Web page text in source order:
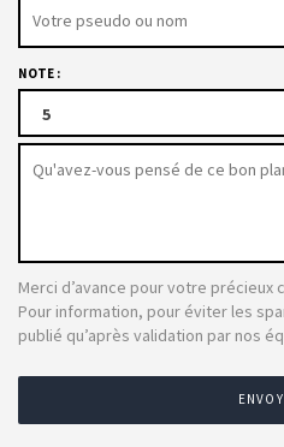
NOTE :
5
Merci d’avance pour votre précieux
Pour information, pour éviter les
publié qu’après validation par nos